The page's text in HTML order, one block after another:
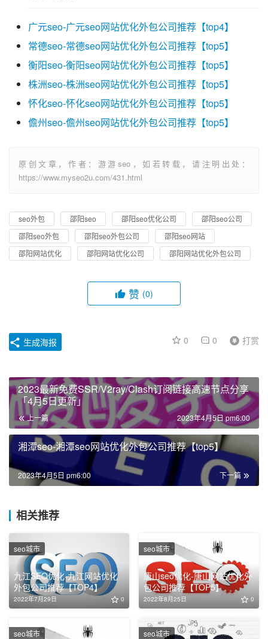
广元seo-广元seo网站优化外包公司推荐【top4】
常德seo-常德seo网站优化外包公司推荐【top5】
衡阳seo-衡阳seo网站优化外包公司推荐【top5】
株洲seo-株洲seo网站优化外包公司推荐【top5】
怀化seo-怀化seo网站优化外包公司推荐【top5】
儋州seo-儋州seo网站优化外包公司推荐【top5】
原创文章，作者：游游seo，如若转载，请注明出处：
https://www.myseo2u.com/431.html
seo外包 邵阳seo 邵阳seo优化公司
邵阳seo公司
邵阳seo外包
邵阳seo外包公司
邵阳seo网站
邵阳网站优化
邵阳网站优化公司 邵阳网站优化外包公司
赞 (0)
0 0 打赏
生成海报
2023最新免费SSR/V2ray/Clash订阅链接高速节点分享
「4月5日更新」
上一篇 2023年4月5日 pm6:00
湘潭seo-湘潭seo网站优化外包公司推荐【top5】
下一篇
2023年4月5日 pm6:00
相关推荐
九江SEO优化-九江网站优化
外包公司推荐【TOP4】
2022年7月29日 0
seo城市
唐山seo优化-唐山网站优化外
包公司推荐【TOP5】
2022年8月25日 0
seo城市
seo城市 seo城市